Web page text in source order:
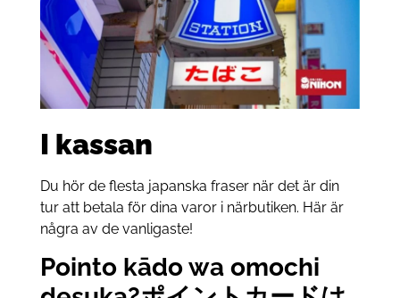
I kassan
Du hör de flesta japanska fraser när det är din
tur att betala för dina varor i närbutiken. Här är
några av de vanligaste!
Pointo kādo wa omochi